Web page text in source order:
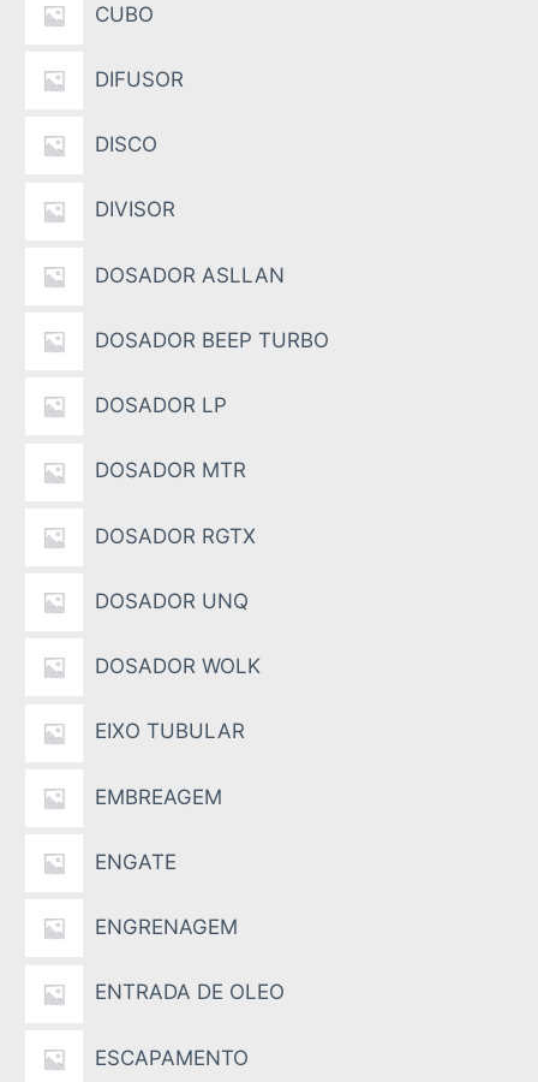
CUBO
DIFUSOR
DISCO
DIVISOR
DOSADOR ASLLAN
DOSADOR BEEP TURBO
DOSADOR LP
DOSADOR MTR
DOSADOR RGTX
DOSADOR UNQ
DOSADOR WOLK
EIXO TUBULAR
EMBREAGEM
ENGATE
ENGRENAGEM
ENTRADA DE OLEO
ESCAPAMENTO